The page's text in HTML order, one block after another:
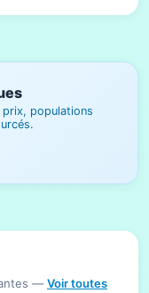
prix, populations
— Voir toutes